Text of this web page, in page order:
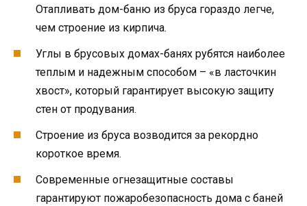
Отапливать дом-баню из бруса гораздо легче,
чем строение из кирпича.
Углы в брусовых домах-банях рубятся наиболее
теплым и надежным способом – «в ласточкин
хвост», который гарантирует высокую защиту
стен от продувания.
Строение из бруса возводится за рекордно
короткое время.
Современные огнезащитные составы
гарантируют пожаробезопасность дома с баней